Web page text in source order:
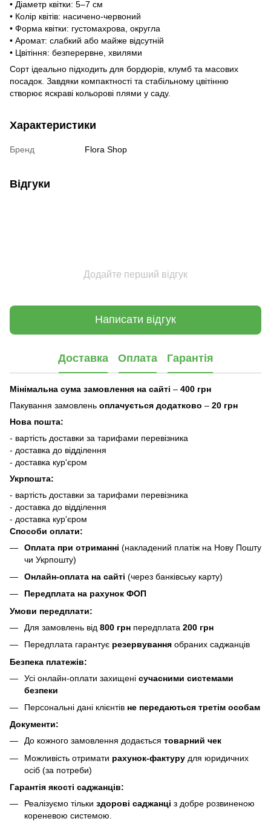
• Діаметр квітки: 5–7 см
• Колір квітів: насичено-червоний
• Форма квітки: густомахрова, округла
• Аромат: слабкий або майже відсутній
• Цвітіння: безперервне, хвилями
Сорт ідеально підходить для бордюрів, клумб та масових
посадок. Завдяки компактності та стабільному цвітінню
створює яскраві кольорові плями у саду.
Характеристики
Бренд Flora Shop
Відгуки
Додайте перший відгук
Написати відгук
Доставка Оплата Гарантія
Мінімальна сума замовлення на сайті – 400 грн
Пакування замовлень оплачується додатково – 20 грн
Нова пошта:
- вартість доставки за тарифами перевізника
- доставка до відділення
- доставка кур'єром
Укрпошта:
- вартість доставки за тарифами перевізника
- доставка до відділення
- доставка кур'єром
Способи оплати:
Оплата при отриманні (накладений платіж на Нову Пошту
чи Укрпошту)
Онлайн-оплата на сайті (через банківську карту)
Передплата на рахунок ФОП
Умови передплати:
Для замовлень від 800 грн передплата 200 грн
Передплата гарантує резервування обраних саджанців
Безпека платежів:
Усі онлайн-оплати захищені сучасними системами
безпеки
Персональні дані клієнтів не передаються третім особам
Документи:
До кожного замовлення додається товарний чек
Можливість отримати рахунок-фактуру для юридичних
осіб (за потреби)
Гарантія якості саджанців:
Реалізуємо тільки здорові саджанці з добре розвиненою
кореневою системою.